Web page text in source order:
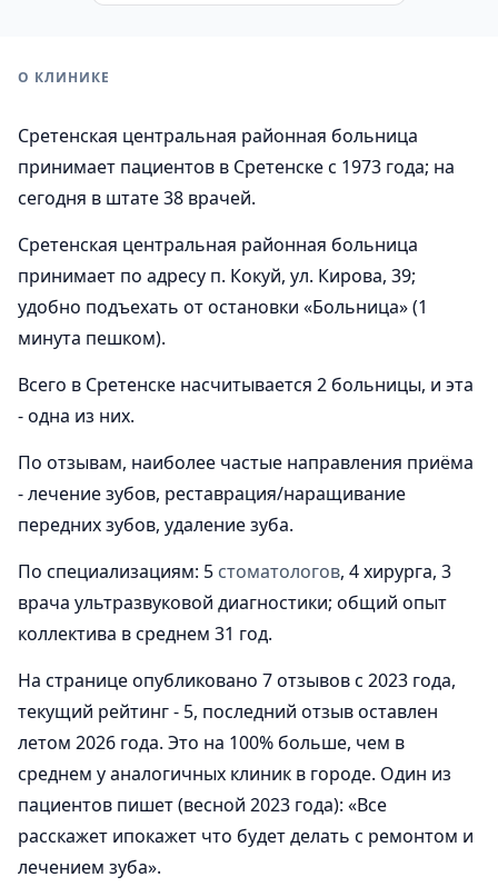
О КЛИНИКЕ
Сретенская центральная районная больница
принимает пациентов в Сретенске с 1973 года; на
сегодня в штате 38 врачей.
Сретенская центральная районная больница
принимает по адресу п. Кокуй, ул. Кирова, 39;
удобно подъехать от остановки «Больница» (1
минута пешком).
Всего в Сретенске насчитывается 2 больницы, и эта
- одна из них.
По отзывам, наиболее частые направления приёма
- лечение зубов, реставрация/наращивание
передних зубов, удаление зуба.
По специализациям: 5 стоматологов, 4 хирурга, 3
врача ультразвуковой диагностики; общий опыт
коллектива в среднем 31 год.
На странице опубликовано 7 отзывов с 2023 года,
текущий рейтинг - 5, последний отзыв оставлен
летом 2026 года. Это на 100% больше, чем в
среднем у аналогичных клиник в городе. Один из
пациентов пишет (весной 2023 года): «Все
расскажет ипокажет что будет делать с ремонтом и
лечением зуба».